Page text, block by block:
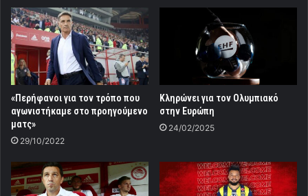
«Περήφανοι για τον τρόπο που
αγωνιστήκαμε στο προηγούμενο
ματς»
29/10/2022
Κληρώνει για τον Ολυμπιακό
στην Ευρώπη
24/02/2025